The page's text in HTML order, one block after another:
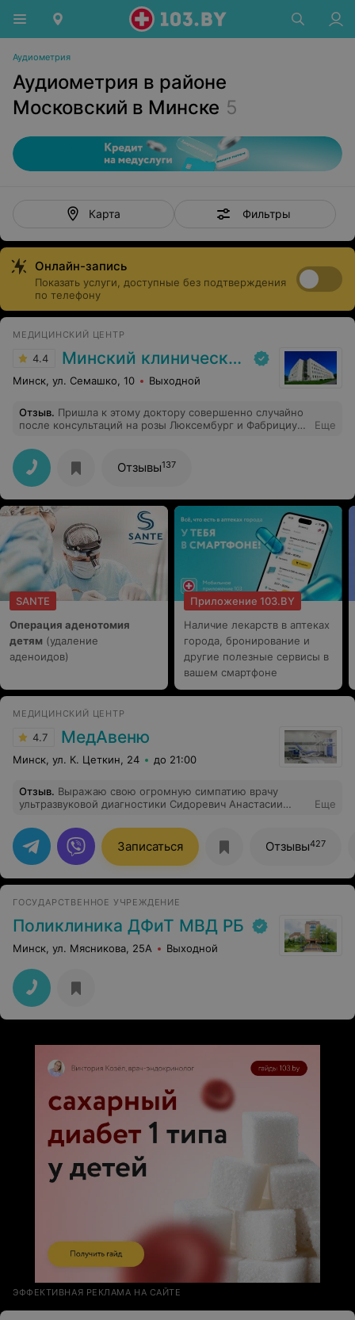
Аудиометрия
Аудиометрия в районе
Московский в Минске 5
Карта Фильтры
Онлайн-запись
Показать услуги, доступные без подтверждения
по телефону
МЕДИЦИНСКИЙ ЦЕНТР
4.4 Минский клинический консультативно-диагностический центр
Минск, ул. Семашко, 10 Выходной
Отзыв. Пришла к этому доктору совершенно случайно
после консультаций на розы Люксембург и Фабрициуса
серьёзного , проживешь. Доктор внимательно
отнеслась к ситуации, подобрала лечение , полностью
помогла избавиться от экстрасистолии и тахикардии ,
приступы которых вызывали также панические атаки у
меня. Уже больше трех лет живу без проблем с
сердцем и ушла тревожность, качество жизни
изменилось кардинально. Спасибо огромное Диане
Викторовне за чуткость и профессионализм
Еще
Отзывы137
SANTE
Операция аденотомия
детям (удаление
аденоидов)
Приложение 103.BY
Наличие лекарств в аптеках
города, бронирование и
другие полезные сервисы в
вашем смартфоне
МЕДИЦИНСКИЙ ЦЕНТР
4.7 МедАвеню
Минск, ул. К. Цеткин, 24 до 21:00
Отзыв. Выражаю свою огромную симпатию врачу
ультразвуковой диагностики Сидоревич Анастасии
и неравнодушная. Хорошо смотрит, уделяет свое
внимание многим важным деталям, дает обратную
связь и рекомендации. С удовольствием прихожу к ней
снова и рекомендую близким.
Еще
Записаться Отзывы427
ГОСУДАРСТВЕННОЕ УЧРЕЖДЕНИЕ
Поликлиника ДФиТ МВД РБ
Минск, ул. Мясникова, 25А Выходной
ЭФФЕКТИВНАЯ РЕКЛАМА НА САЙТЕ